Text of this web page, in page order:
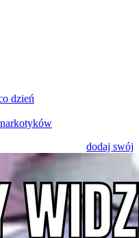
dzień
narkotyków
dodaj swój